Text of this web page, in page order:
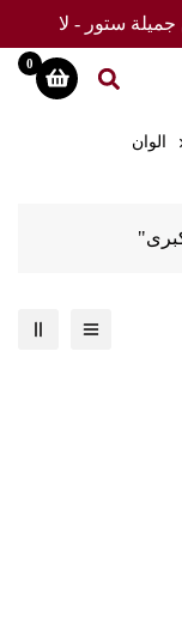
اكثر من 700جنية من جميلة ستور - لا
0
الوان